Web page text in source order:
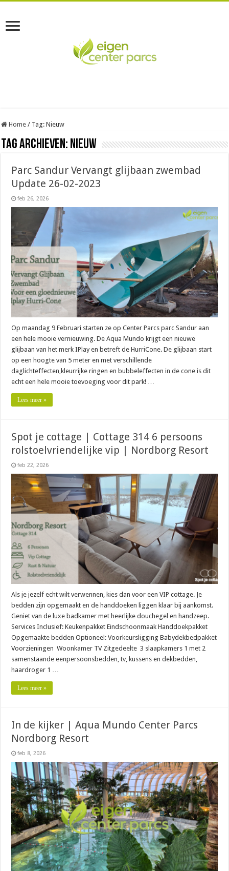
Home / Tag:Nieuw
Tag Archieven: Nieuw
Parc Sandur Vervangt glijbaan zwembad
Update 26-02-2023
feb 26, 2026
Op maandag 9 Februari starten ze op Center Parcs parc Sandur aan
een hele mooie vernieuwing. De Aqua Mundo krijgt een nieuwe
glijbaan van het merk IPlay en betreft de HurriCone. De glijbaan start
op een hoogte van 5 meter en met verschillende
daglichteffecten,kleurrijke ringen en bubbeleffecten in de cone is dit
echt een hele mooie toevoeging voor dit park! …
Lees meer »
Spot je cottage | Cottage 314 6 persoons
rolstoelvriendelijke vip | Nordborg Resort
feb 22, 2026
Als je jezelf echt wilt verwennen, kies dan voor een VIP cottage. Je
bedden zijn opgemaakt en de handdoeken liggen klaar bij aankomst.
Geniet van de luxe badkamer met heerlijke douchegel en handzeep.
Services Inclusief: Keukenpakket Eindschoonmaak Handdoekpakket
Opgemaakte bedden Optioneel: Voorkeursligging Babydekbedpakket
Voorzieningen Woonkamer TV Zitgedeelte 3 slaapkamers 1 met 2
samenstaande eenpersoonsbedden, tv, kussens en dekbedden,
haardroger 1 …
Lees meer »
In de kijker | Aqua Mundo Center Parcs
Nordborg Resort
feb 8, 2026